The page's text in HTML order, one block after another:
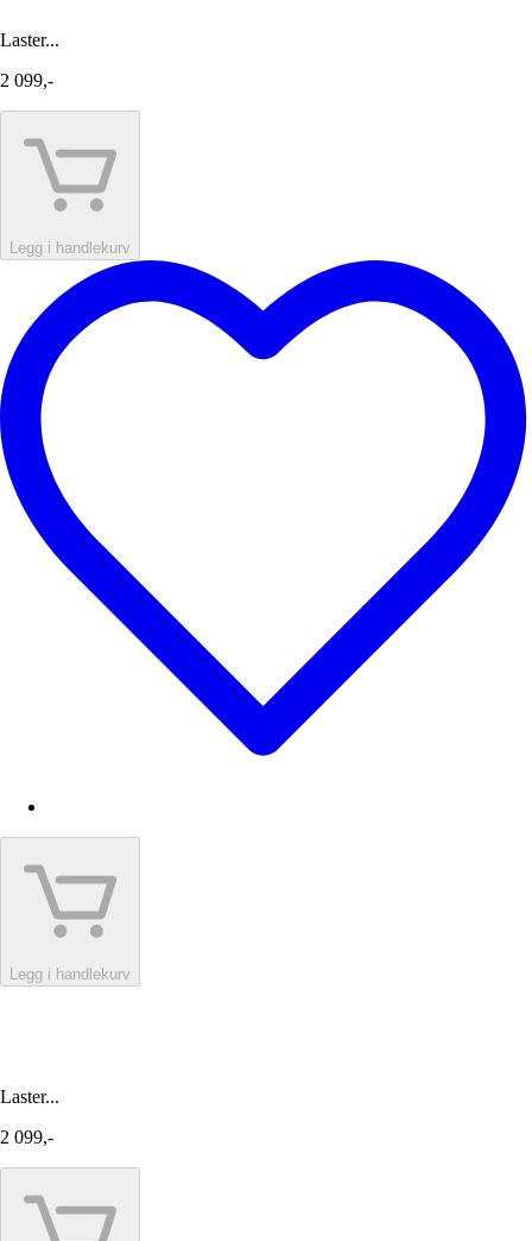
Laster...
2 099,-
Legg i handlekurv
Legg i handlekurv
Laster...
2 099,-